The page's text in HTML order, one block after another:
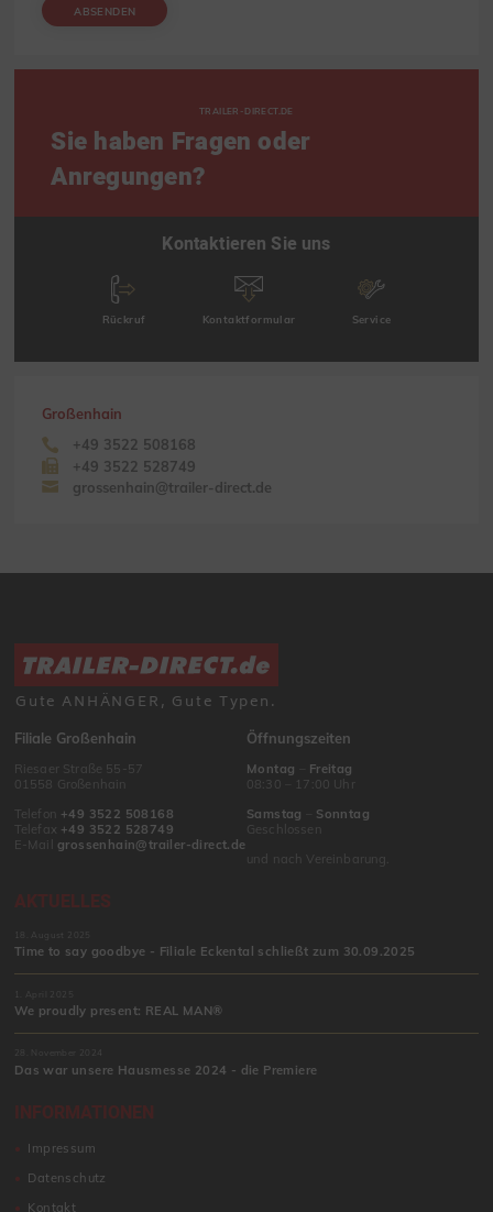
ABSENDEN
TRAILER-DIRECT.DE
Sie haben Fragen oder
Anregungen?
Kontaktieren Sie uns
Rückruf Kontaktformular Service
Großenhain
+49 3522 508168
+49 3522 528749
grossenhain@trailer-direct.de
Gute ANHÄNGER, Gute Typen.
Filiale Großenhain
Riesaer Straße 55-57
01558 Großenhain
Telefon +49 3522 508168
Telefax +49 3522 528749
E-Mail grossenhain@trailer-direct.de
Öffnungszeiten
Montag
Freitag
08:30 – 17:00 Uhr
Samstag
Sonntag
Geschlossen
und nach Vereinbarung.
AKTUELLES
18. August 2025
Time to say goodbye - Filiale Eckental schließt zum 30.09.2025
1. April 2025
We proudly present: REAL MAN®
28. November 2024
Das war unsere Hausmesse 2024 - die Premiere
INFORMATIONEN
Impressum
Datenschutz
Kontakt